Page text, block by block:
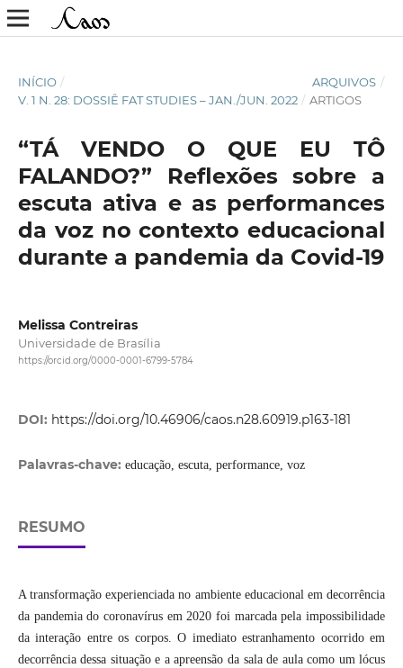
INÍCIO / ARQUIVOS /
V. 1 N. 28: DOSSIÊ FAT STUDIES – JAN./JUN. 2022 / ARTIGOS
“TÁ VENDO O QUE EU TÔ
FALANDO?” Reflexões sobre a
escuta ativa e as performances
da voz no contexto educacional
durante a pandemia da Covid-19
Melissa Contreiras
Universidade de Brasília
https://orcid.org/0000-0001-6799-5784
DOI: https://doi.org/10.46906/caos.n28.60919.p163-181
Palavras-chave: educação, escuta, performance, voz
RESUMO
A transformação experienciada no ambiente educacional em decorrência
da pandemia do coronavírus em 2020 foi marcada pela impossibilidade
da interação entre os corpos. O imediato estranhamento ocorrido em
decorrência dessa situação e a apreensão da sala de aula como um lócus